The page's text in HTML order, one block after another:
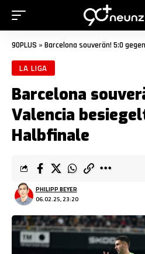
90PLUS » Barcelona souverän! 5:0 gegen
LA LIGA
Barcelona
Valencia
Halbfinale
06.02.25, 23:20
PHILIPP BEYER